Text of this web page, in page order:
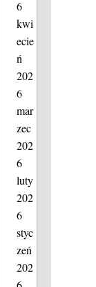
6
kwi
ecie
ń
202
6
mar
zec
202
6
luty
202
6
styc
zeń
202